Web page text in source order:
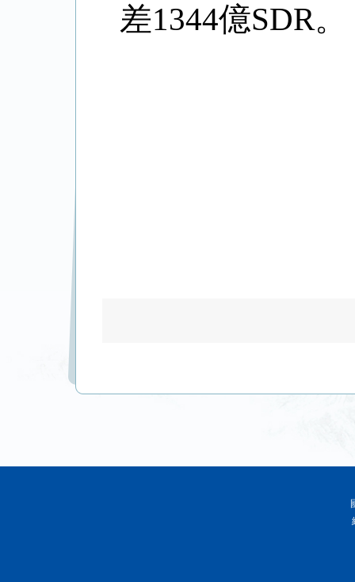
差1344億SDR。